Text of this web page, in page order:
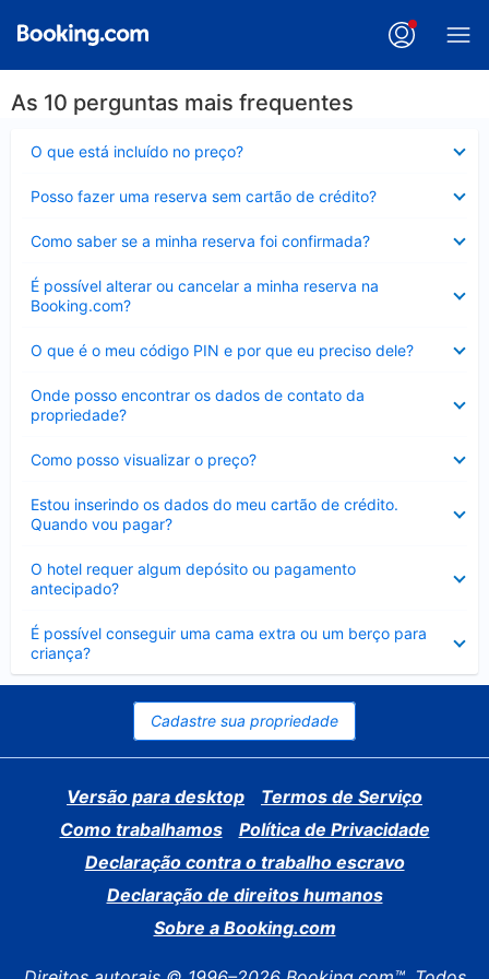
As 10 perguntas mais frequentes
O que está incluído no preço?
Posso fazer uma reserva sem cartão de crédito?
Como saber se a minha reserva foi confirmada?
É possível alterar ou cancelar a minha reserva na
Booking.com?
Contraído
O que é o meu código PIN e por que eu preciso dele?
Onde posso encontrar os dados de contato da
propriedade?
Como posso visualizar o preço?
Estou inserindo os dados do meu cartão de crédito.
Quando vou pagar?
O hotel requer algum depósito ou pagamento
antecipado?
É possível conseguir uma cama extra ou um berço para
criança?
Contraído
Cadastre sua propriedade
Versão para desktop
Termos de Serviço
Como trabalhamos
Política de Privacidade
Declaração contra o trabalho escravo
Declaração de direitos humanos
Sobre a Booking.com